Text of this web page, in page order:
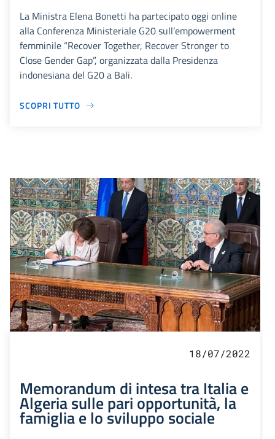
La Ministra Elena Bonetti ha partecipato oggi online
alla Conferenza Ministeriale G20 sull’empowerment
femminile “Recover Together, Recover Stronger to
Close Gender Gap”, organizzata dalla Presidenza
indonesiana del G20 a Bali.
SCOPRI TUTTO
18/07/2022
Memorandum di intesa tra Italia e
Algeria sulle pari opportunità, la
famiglia e lo sviluppo sociale